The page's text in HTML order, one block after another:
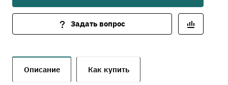
Задать вопрос
Описание Как купить